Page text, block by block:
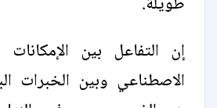
إن التفاعل بين الإمكانات
الاصطناعي وبين الخبرات